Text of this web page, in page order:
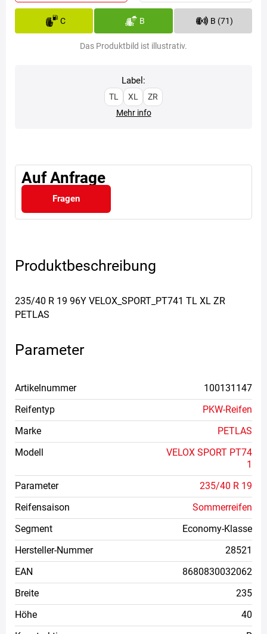
C B B (71)
Das Produktbild ist illustrativ.
Label:
TL XL
ZR
Mehr info
Auf Anfrage
Fragen
Produktbeschreibung
235/40 R 19 96Y VELOX_SPORT_PT741 TL XL ZR
PETLAS
Parameter
Artikelnummer
100131147
Reifentyp
PKW-Reifen
Marke
PETLAS
Modell
VELOX SPORT PT74
1
Parameter
235/40 R 19
Reifensaison
Sommerreifen
Segment
Economy-Klasse
Hersteller-Nummer
28521
EAN
8680830032062
Breite
235
Höhe
40